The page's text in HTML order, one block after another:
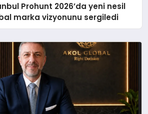
Prohunt 2026’da yeni nesil
marka vizyonunu sergiledi